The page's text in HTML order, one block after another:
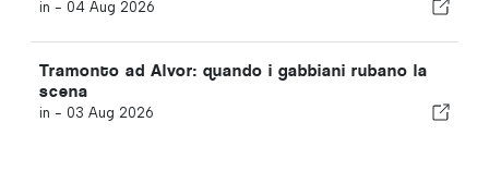
in - 04 Aug 2026
Tramonto ad Alvor: quando i gabbiani rubano la
scena
in - 03 Aug 2026